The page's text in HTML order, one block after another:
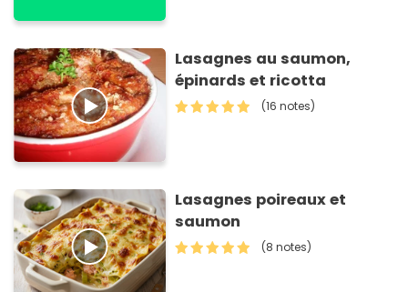
Lasagnes au saumon,
épinards et ricotta
(16 notes)
Lasagnes poireaux et
saumon
(8 notes)